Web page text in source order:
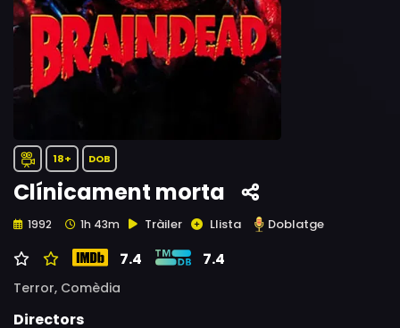
18+ DOB
Clínicament morta
1992 1h 43m Tràiler Llista Doblatge
7.4 7.4
Terror, Comèdia
Directors